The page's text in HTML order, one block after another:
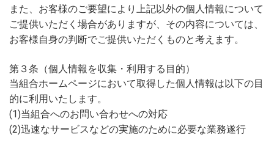
また、お客様のご要望により上記以外の個人情報について
ご提供いただく場合がありますが、その内容については、
お客様自身の判断でご提供いただくものと考えます。
第３条（個人情報を収集・利用する目的）
当組合ホームページにおいて取得した個人情報は以下の目
的に利用いたします。
(1)当組合へのお問い合わせへの対応
(2)迅速なサービスなどの実施のために必要な業務遂行